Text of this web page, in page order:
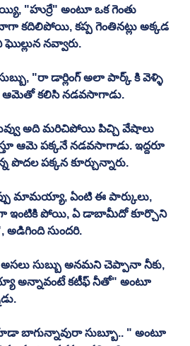
"హుర్రే" అంటూ ఒక గెంతు
కదిలిపోయి, కప్ప గెంతినట్లు అక్కడ
ఘొల్లున నవ్వారు.
ఆమెతో కలిసి నడవసాగాడు.
అది మరిచిపోయి పిచ్చి వేషాలు
ఆమె పక్కనే నడవసాగాడు. ఇద్దరూ
పొదల పక్కన కూర్చున్నారు.
మామయ్యా, ఏంటి ఈ పార్కులు,
ఇంటికి పోయి, ఏ డాబామీదో కూర్చొని
అడిగింది సుందరి.
కటీఫ్ నీతో" అంటూ
బాగున్నావురా సుబ్బూ.. " అంటూ